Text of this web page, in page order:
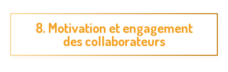
8. Motivation et engagement
des collaborateurs